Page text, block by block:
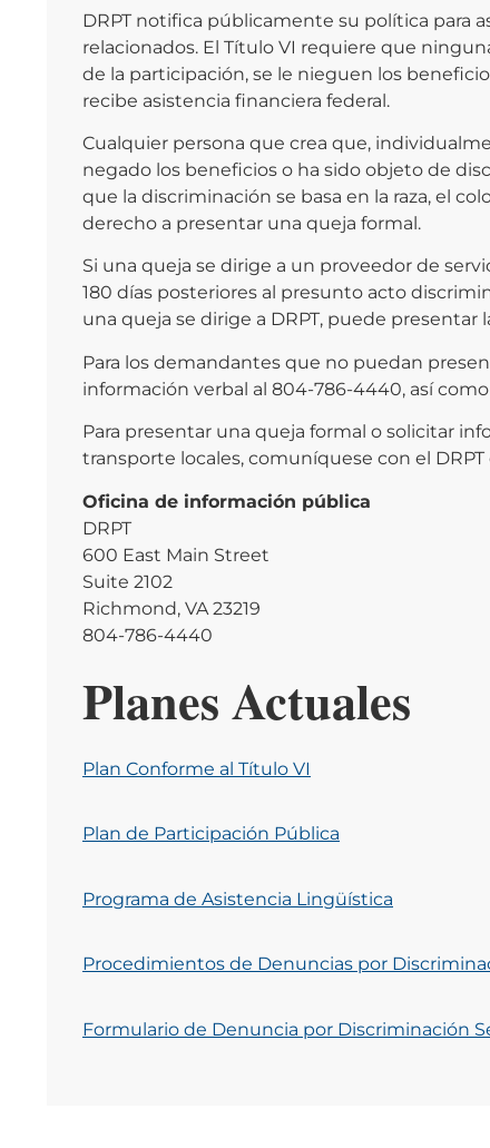
DRPT notifica públicamente su política para
relacionados. El Título VI requiere que
de la participación, se le nieguen los
recibe asistencia financiera federal.
Cualquier persona que crea que,
negado los beneficios o ha sido objeto de
que la discriminación se basa en la raza, el
derecho a presentar una queja formal.
Si una queja se dirige a un proveedor de
180 días posteriores al presunto acto
una queja se dirige a DRPT, puede
Para los demandantes que no puedan
información verbal al 804-786-4440, así
Para presentar una queja formal o solicitar
transporte locales, comuníquese con el
Oficina de información pública
DRPT
600 East Main Street
Suite 2102
Richmond, VA 23219
804-786-4440
Planes Actuales
Plan Conforme al Título VI
Plan de Participación Pública
Programa de Asistencia Lingüística
Procedimientos de Denuncias por
Formulario de Denuncia por Discriminación